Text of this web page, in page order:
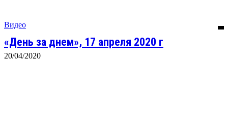
Видео
«День за днем», 17 апреля 2020 г
20/04/2020